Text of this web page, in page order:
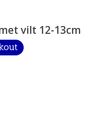
vilt 12-13cm